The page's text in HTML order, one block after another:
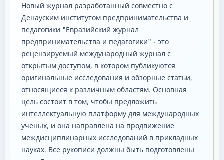
Новый журнал разработанный совместно с
Денауским институтом предпринимательства и
педагогики "Евразийский журнал
предпринимательства и педагогики" - это
рецензируемый международный журнал с
открытым доступом, в котором публикуются
оригинальные исследования и обзорные статьи,
относящиеся к различным областям. Основная
цель состоит в том, чтобы предложить
интеллектуальную платформу для международных
ученых, и она направлена ​​на продвижение
междисциплинарных исследований в прикладных
науках. Все рукописи должны быть подготовлены